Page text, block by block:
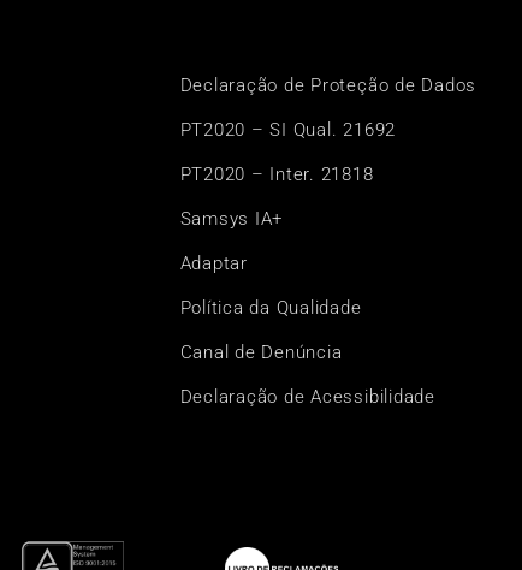
Declaração de Proteção de Dados
PT2020 – SI Qual. 21692
PT2020 – Inter. 21818
Samsys IA+
Adaptar
Política da Qualidade
Canal de Denúncia
Declaração de Acessibilidade